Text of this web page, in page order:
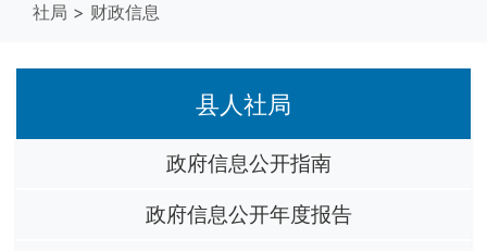
社局 > 财政信息
县人社局
政府信息公开指南
政府信息公开年度报告